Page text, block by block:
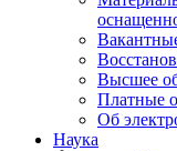
Высшее
Платные
Об
Наука